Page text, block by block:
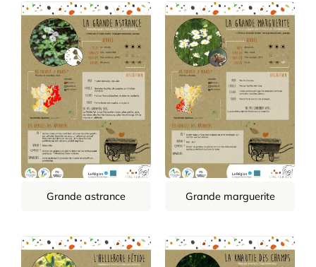
Grande astrance Grande marguerite